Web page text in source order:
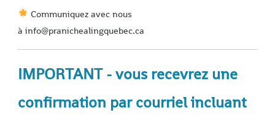
Communiquez avec nous
à info@pranichealingquebec.ca
IMPORTANT - vous recevrez une
confirmation par courriel incluant